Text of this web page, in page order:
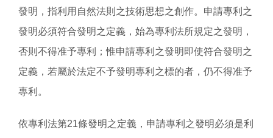
發明，指利用自然法則之技術思想之創作。申請專利之
發明必須符合發明之定義，始為專利法所規定之發明，
否則不得准予專利；惟申請專利之發明即使符合發明之
定義，若屬於法定不予發明專利之標的者，仍不得准予
專利。
依專利法第21條發明之定義，申請專利之發明必須是利